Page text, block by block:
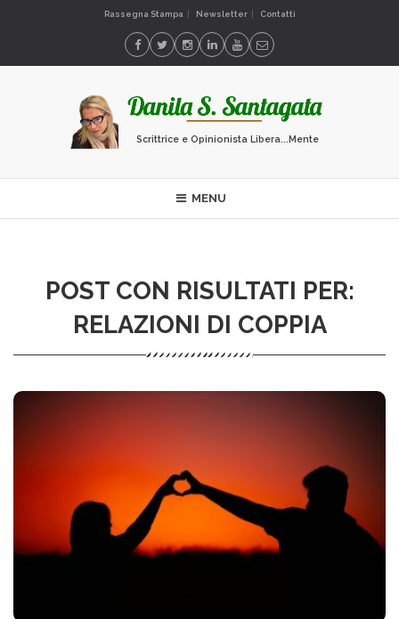
Rassegna Stampa Newsletter Contatti
Scrittrice e Opinionista Libera...Mente
MENU
POST CON RISULTATI PER:
RELAZIONI DI COPPIA